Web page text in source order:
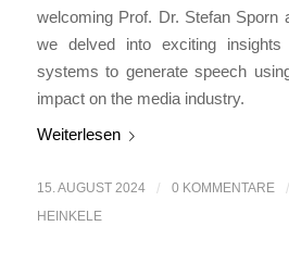
welcoming Prof. Dr. Stefan Sporn
we delved into exciting
systems to generate speech
impact on the media industry.
Weiterlesen
15. AUGUST 2024 / 0 KOMMENTARE /
HEINKELE